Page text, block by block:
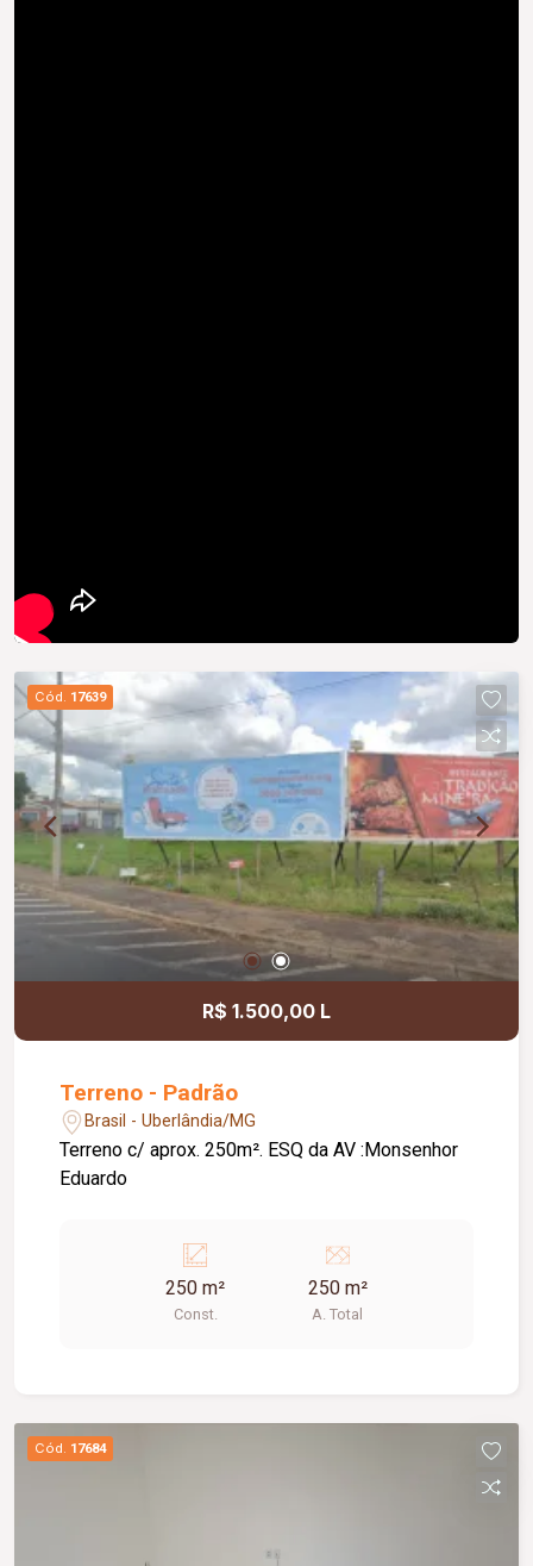
Cód. 17639
R$ 1.500,00 L
Terreno - Padrão
Brasil - Uberlândia/MG
Terreno c/ aprox. 250m². ESQ da AV :Monsenhor
Eduardo
250 m²
Const.
250 m²
A. Total
Cód. 17684